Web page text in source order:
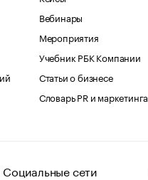
Вебинары
Мероприятия
Учебник РБК Компании
Статьи о бизнесе
Словарь PR и маркетинга
Социальные сети